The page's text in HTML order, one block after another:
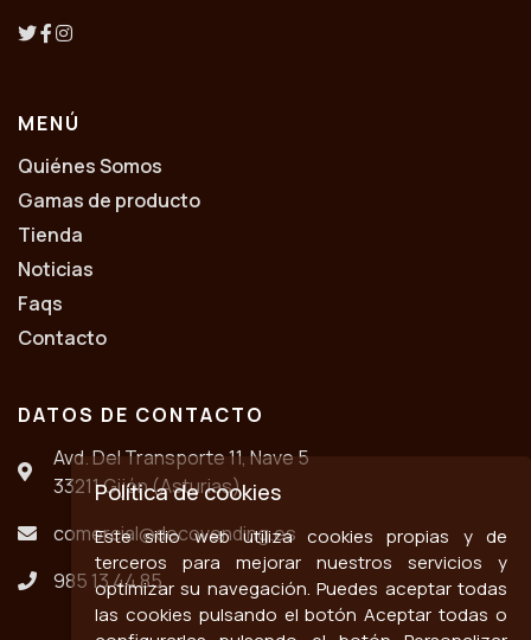
MENÚ
Quiénes Somos
Gamas de producto
Tienda
Noticias
Faqs
Contacto
DATOS DE CONTACTO
Avd. Del Transporte 11, Nave 5
33211 Gijón (Asturias)
comercial@decovending.es
985 13 44 85
Política de cookies
Este sitio web utiliza cookies propias y de
terceros para mejorar nuestros servicios y
optimizar su navegación. Puedes aceptar todas
las cookies pulsando el botón Aceptar todas o